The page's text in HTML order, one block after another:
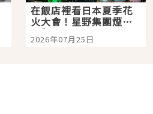
在飯店裡看日本夏季花
火大會！星野集團煙火
景觀飯店6選，讓你不用
人擠人悠閒欣賞
2026年07月25日